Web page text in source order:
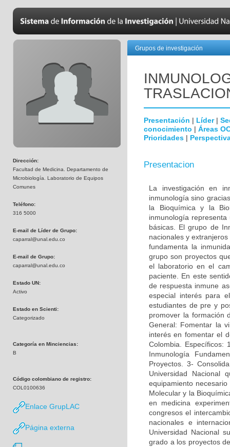
Dirección:
Facultad de Medicina. Departamento de
Microbiología. Laboratorio de Equipos
Comunes
Teléfono:
316 5000
E-mail de Líder de Grupo:
caparral@unal.edu.co
E-mail de Grupo:
caparral@unal.edu.co
Estado UN:
Activo
Estado en Scienti:
Categorizado
Categoría en Minciencias:
B
Código colombiano de registro:
COL0100636
Enlace GrupLAC
Página externa
Grupos de investigación
Presentación | Líder|
conocimiento | Áreas
Prioridades |
Presentacion
La investigación en
inmunología sino
la Bioquímica y la
inmunología
básicas. El grupo de
nacionales y
fundamenta la
grupo son proyectos
el laboratorio en el
paciente. En este
de respuesta inmune
especial interés para
estudiantes de pre y
promover la formación
General: Fomentar la
interés en fomentar el
Colombia. Específicos:
Inmunología
Proyectos. 3-
Universidad
equipamiento
Molecular y la
en medicina
congresos el
nacionales e
Universidad Nacional
grado a los proyectos